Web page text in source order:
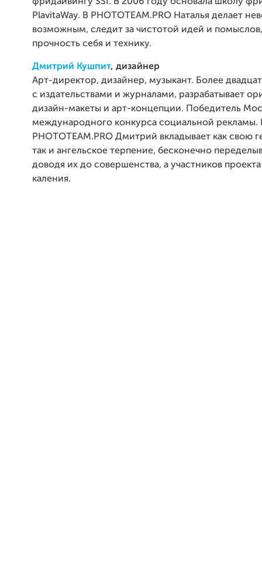
PlavitaWay. В PHOTOTEAM.PRO Наталья делает
возможным, следит за чистотой идей и
прочность себя и технику.
Дмитрий Кушпит, дизайнер
Арт-директор, дизайнер, музыкант. Более
с издательствами и журналами, разрабатывает
дизайн-макеты и арт-концепции. Победитель
международного конкурса социальной рекламы.
PHOTOTEAM.PRO Дмитрий вкладывает как свою
так и ангельское терпение, бесконечно
доводя их до совершенства, а участников
каления.